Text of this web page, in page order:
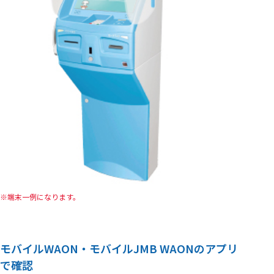
端末一例になります。
モバイルWAON・モバイルJMB WAONのアプリ
で確認